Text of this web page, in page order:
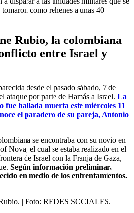
como rehenes a unas 40
Rubio, la colombiana
entre Israel y
desde el pasado sábado, 7 de
ataque por parte de Hamás a Israel. La
hallada muerta este miércoles 11
el paradero de su pareja, Antonio
se encontraba con su novio en
Nova, el cual se estaba realizado en el
de Israel con la Franja de Gaza,
Según información preliminar,
en medio de los enfrentamientos.
| Foto: REDES SOCIALES.